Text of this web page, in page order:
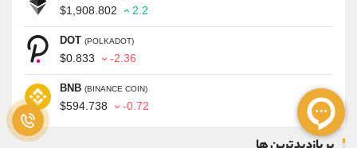
$1,908.802 2.2
DOT (POLKADOT)
$0.833 -2.36
BNB (BINANCE COIN)
$594.738 -0.72